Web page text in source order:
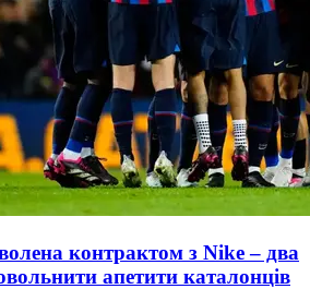
контрактом з Nike – два
апетити каталонців